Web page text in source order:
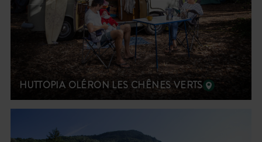
HUTTOPIA OLÉRON LES CHÊNES VERTS